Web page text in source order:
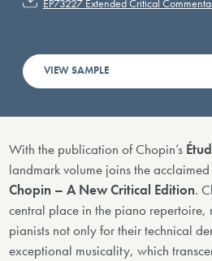
EP73227 Extended Critical
VIEW SAMPLE
With the publication of Chopin’s
landmark volume joins the
Chopin – A New Critical Edition.
central place in the piano repertoire,
pianists not only for their technical
exceptional musicality, which